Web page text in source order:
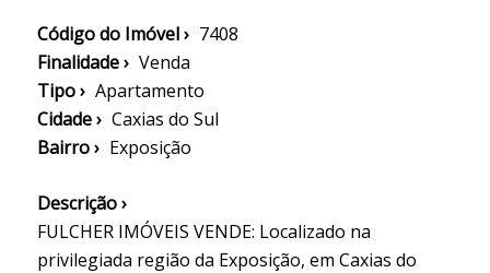
Código do Imóvel › 7408
Finalidade › Venda
Tipo › Apartamento
Cidade › Caxias do Sul
Bairro › Exposição
Descrição ›
FULCHER IMÓVEIS VENDE: Localizado na
privilegiada região da Exposição, em Caxias do